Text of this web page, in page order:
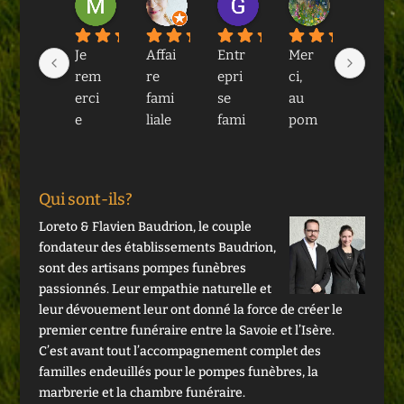
il y a 1 an
Je
rem
erci
e
ipe
pou
r sa
gent
illes
se sa
bien
veill
anc
il y a 1 an
Affai
re
fami
liale
t
d'e
mpa
thie.
Les
pom
pes
funè
il y a 2 ans
Entr
epri
se
fami
eme
nt
resp
ectu
euse
,
disc
rète,
Mer
ci,
au
pom
Bou
drio
n,
pou
r
leur
s
prof
Ma
fami
urs
aux
serv
ices
Qui sont-ils?
Loreto & Flavien Baudrion, le couple
fondateur des établissements Baudrion,
sont des artisans pompes funèbres
passionnés. Leur empathie naturelle et
leur dévouement leur ont donné la force de créer le
premier centre funéraire entre la Savoie et l’Isère.
C’est avant tout l’accompagnement complet des
familles endeuillés pour le pompes funèbres, la
marbrerie et la chambre funéraire.